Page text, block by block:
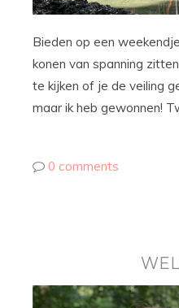
Bieden op een
konen van spanning
te kijken of je de veiling
maar ik heb gewonnen!
0 comments